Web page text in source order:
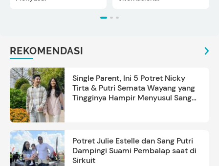
REKOMENDASI
Single Parent, Ini 5 Potret Nicky
Tirta & Putri Semata Wayang yang
Tingginya Hampir Menyusul Sang
Potret Julie Estelle dan Sang Putri
Dampingi Suami Pembalap saat di
Sirkuit